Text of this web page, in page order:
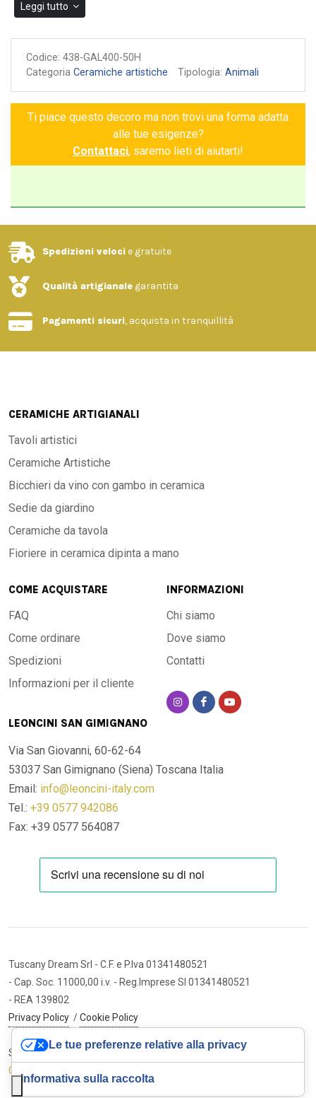
Leggi tutto
Codice: 438-GAL400-50H
Categoria Ceramiche artistiche Tipologia: Animali
Ti piace questo decoro ma non trovi una forma adatta
alle tue esigenze?
Contattaci, saremo lieti di aiutarti!
Spedizioni veloci e gratuite
Qualità artigianale garantita
Pagamenti sicuri, acquista in tranquillità
CERAMICHE ARTIGIANALI
Tavoli artistici
Ceramiche Artistiche
Bicchieri da vino con gambo in ceramica
Sedie da giardino
Ceramiche da tavola
Fioriere in ceramica dipinta a mano
COME ACQUISTARE
FAQ
Come ordinare
Spedizioni
Informazioni per il cliente
INFORMAZIONI
Chi siamo
Dove siamo
Contatti
LEONCINI SAN GIMIGNANO
Via San Giovanni, 60-62-64
53037 San Gimignano (Siena) Toscana Italia
Email: info@leoncini-italy.com
Tel.: +39 0577 942086
Fax: +39 0577 564087
Tuscany Dream Srl - C.F. e P.Iva 01341480521
- Cap. Soc. 11000,00 i.v. - Reg.Imprese SI 01341480521
- REA 139802
Privacy Policy /Cookie Policy
Sito internet ed e-commerce
Cybermarket Web Agency
Le tue preferenze relative alla privacy
Informativa sulla raccolta